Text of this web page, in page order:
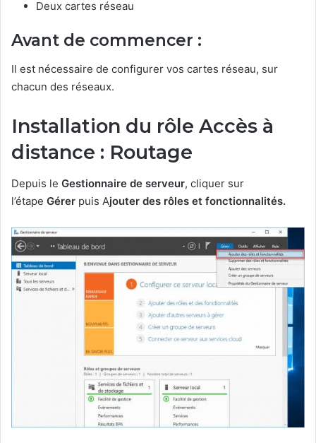
Deux cartes réseau
Avant de commencer :
Il est nécessaire de configurer vos cartes réseau, sur
chacun des réseaux.
Installation du rôle Accès à
distance : Routage
Depuis le Gestionnaire de serveur, cliquer sur
l’étape Gérer puis Ajouter des rôles et fonctionnalités.